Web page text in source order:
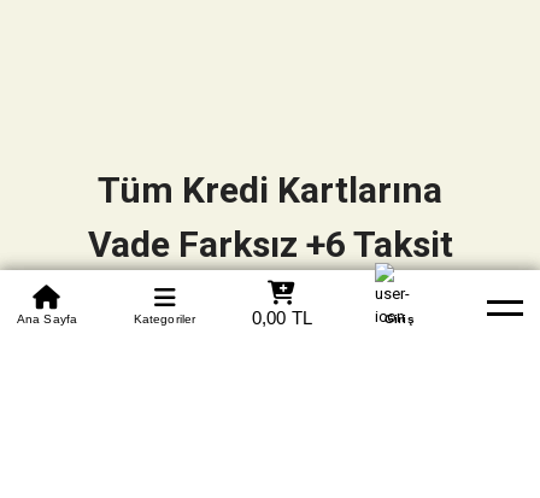
0850 305 09 70
Beden Tablosu Banka Hesapları Whatsapp Yardım
Ana Sayfa Kategoriler 0,00 TL Giriş
Tüm Kredi Kartlarına
Vade Farksız +6 Taksit